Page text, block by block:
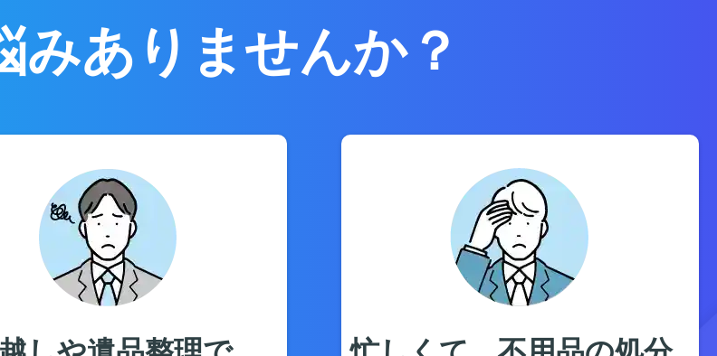
みありませんか？